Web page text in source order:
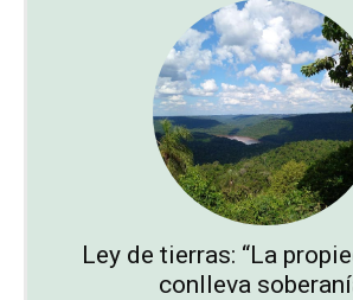
Ley de tierras: “La
conlleva